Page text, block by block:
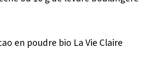
en poudre bio La Vie Claire